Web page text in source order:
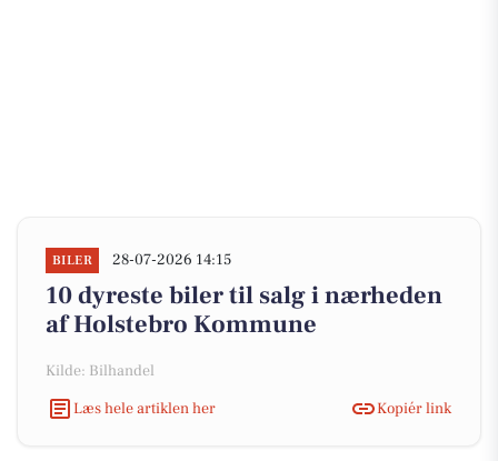
BILER 28-07-2026 14:15
10 dyreste biler til salg i nærheden
af Holstebro Kommune
Kilde: Bilhandel
Læs hele artiklen her
Kopiér link